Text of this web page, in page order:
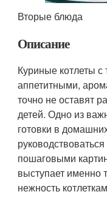
Вторые блюда
Описание
Куриные котлеты с
аппетитными,
точно не оставят
детей. Одно из
готовки в
пошаговыми
выступает именно
нежность